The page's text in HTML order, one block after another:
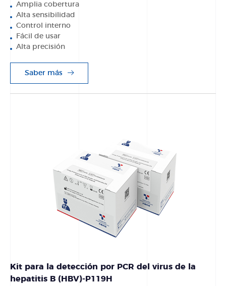
Amplia cobertura
Alta sensibilidad
Control interno
Fácil de usar
Alta precisión
Saber más
Kit para la detección por PCR del virus de la
hepatitis B (HBV)-P119H